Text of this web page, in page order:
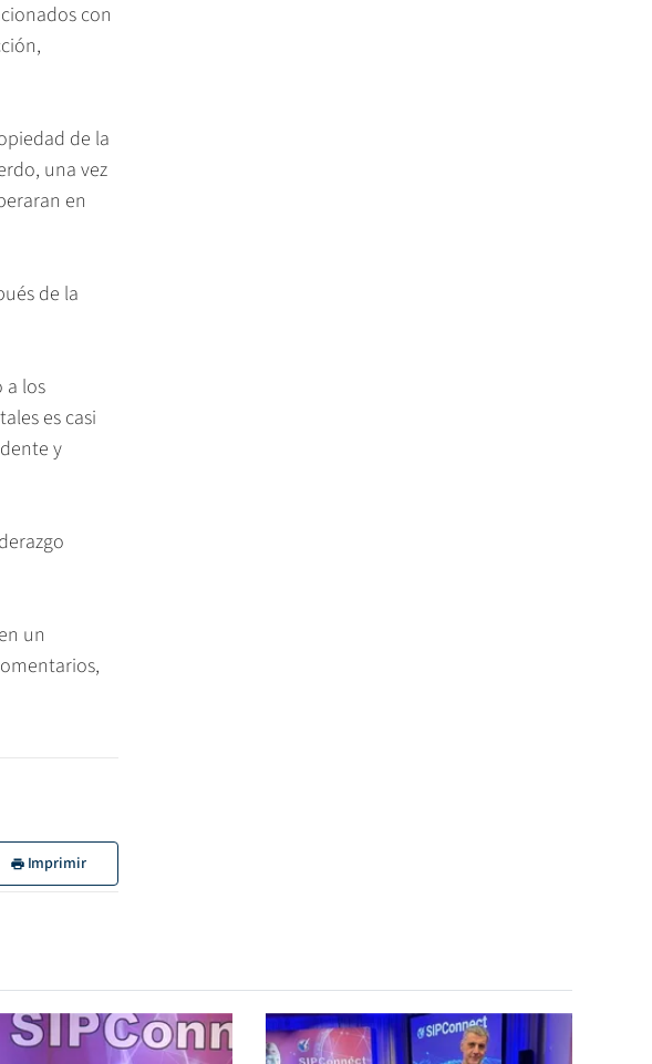
con
de la
una vez
en
de la
a los
es casi
y
un
Imprimir